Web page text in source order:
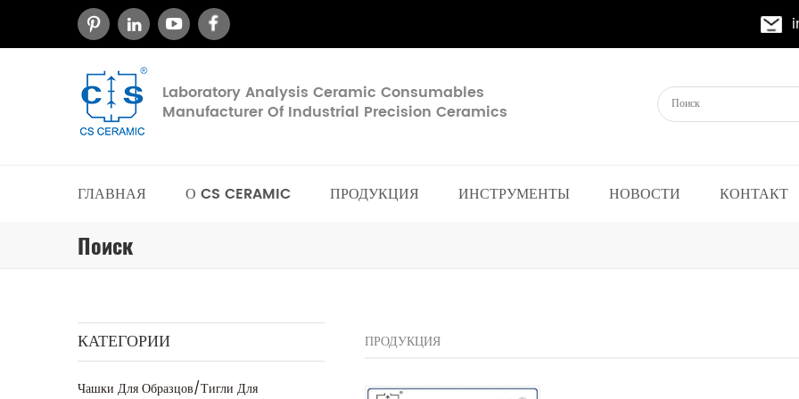
Laboratory Analysis Ceramic Consumables
Manufacturer Of Industrial Precision Ceramics
ГЛАВНАЯ О CS CERAMIC ПРОДУКЦИЯ ИНСТРУМЕНТЫ НОВОСТИ КОНТАКТ
Поиск
КАТЕГОРИИ
Чашки Для Образцов/тигли Для
ПРОДУКЦИЯ